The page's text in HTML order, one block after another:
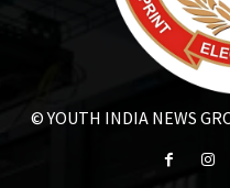
© YOUTH INDIA NEWS